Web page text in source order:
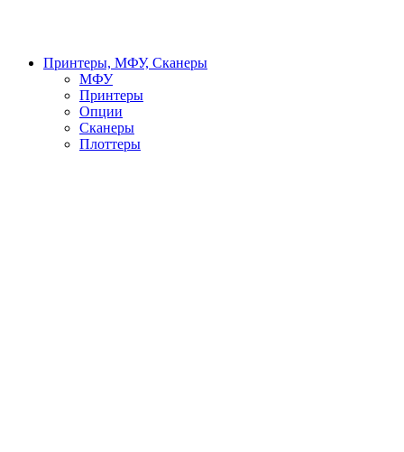
Принтеры, МФУ, Сканеры
МФУ
Принтеры
Опции
Сканеры
Плоттеры